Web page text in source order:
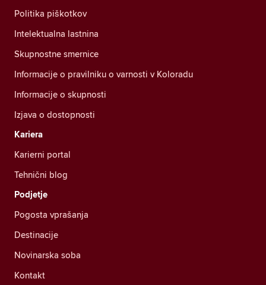
Politika piškotkov
Intelektualna lastnina
Skupnostne smernice
Informacije o pravilniku o varnosti v Koloradu
Informacije o skupnosti
Izjava o dostopnosti
Kariera
Karierni portal
Tehnični blog
Podjetje
Pogosta vprašanja
Destinacije
Novinarska soba
Kontakt